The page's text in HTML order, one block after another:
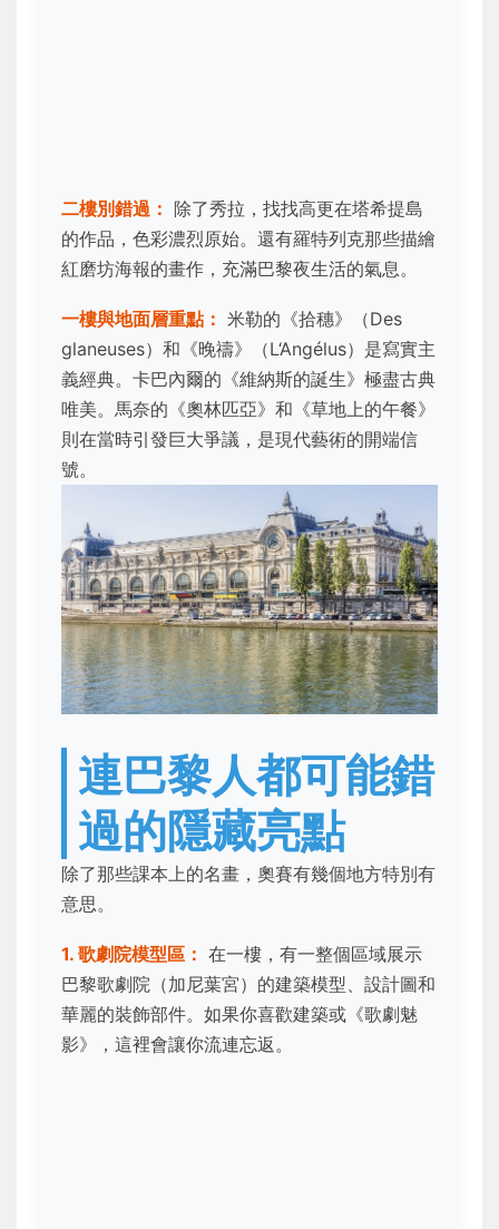
二樓別錯過： 除了秀拉，找找高更在塔希提島
的作品，色彩濃烈原始。還有羅特列克那些描繪
紅磨坊海報的畫作，充滿巴黎夜生活的氣息。
一樓與地面層重點： 米勒的《拾穗》（Des
glaneuses）和《晚禱》（L‘Angélus）是寫實主
義經典。卡巴內爾的《維納斯的誕生》極盡古典
唯美。馬奈的《奧林匹亞》和《草地上的午餐》
則在當時引發巨大爭議，是現代藝術的開端信
號。
連巴黎人都可能錯
過的隱藏亮點
除了那些課本上的名畫，奧賽有幾個地方特別有
意思。
1. 歌劇院模型區： 在一樓，有一整個區域展示
巴黎歌劇院（加尼葉宮）的建築模型、設計圖和
華麗的裝飾部件。如果你喜歡建築或《歌劇魅
影》，這裡會讓你流連忘返。